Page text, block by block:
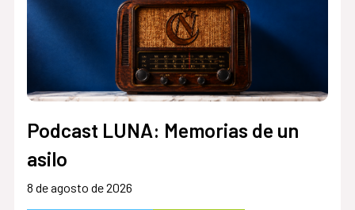
Podcast LUNA: Memorias de un
asilo
8 de agosto de 2026